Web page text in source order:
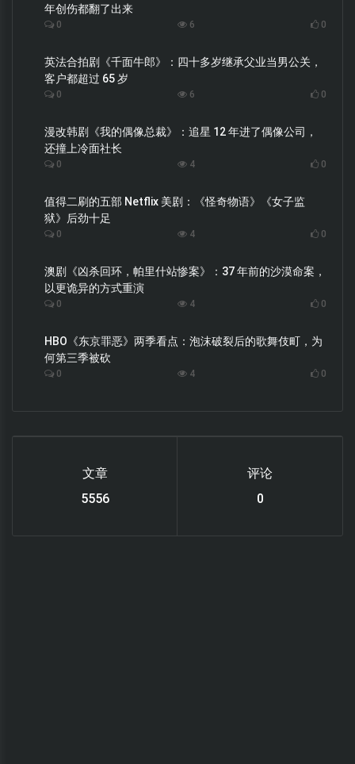
年创伤都翻了出来
0 6 0
英法合拍剧《千面牛郎》：四十多岁继承父业当男公关，
客户都超过 65 岁
0 6 0
漫改韩剧《我的偶像总裁》：追星 12 年进了偶像公司，
还撞上冷面社长
0 4 0
值得二刷的五部 Netflix 美剧：《怪奇物语》《女子监
狱》后劲十足
0 4 0
澳剧《凶杀回环，帕里什站惨案》：37 年前的沙漠命案，
以更诡异的方式重演
0 4 0
HBO《东京罪恶》两季看点：泡沫破裂后的歌舞伎町，为
何第三季被砍
0 4 0
文章
6220
评论
0